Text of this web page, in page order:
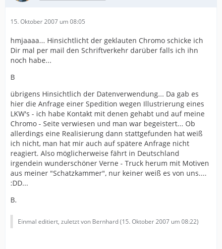
15. Oktober 2007 um 08:05
hmjaaaa... Hinsichtlicht der geklauten Chromo schicke ich
Dir mal per mail den Schriftverkehr darüber falls ich ihn
noch habe...
B
übrigens Hinsichtlich der Datenverwendung... Da gab es
hier die Anfrage einer Spedition wegen Illustrierung eines
LKW's - ich habe Kontakt mit denen gehabt und auf meine
Chromo - Seite verwiesen und man war begeistert... Ob
allerdings eine Realisierung dann stattgefunden hat weiß
ich nicht, man hat mir auch auf spätere Anfrage nicht
reagiert. Also möglicherweise fährt in Deutschland
irgendein wunderschöner Verne - Truck herum mit Motiven
aus meiner "Schatzkammer", nur keiner weiß es von uns....
:DD...
B.
Einmal editiert, zuletzt von Bernhard (15. Oktober 2007 um 08:22)